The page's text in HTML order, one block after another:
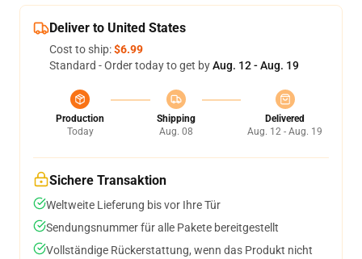
Deliver to United States
Cost to ship:$6.99
Standard - Order today to get byAug. 12 - Aug. 19
Production
Today
Shipping
Aug. 08
Delivered
Aug. 12 - Aug. 19
Sichere Transaktion
Weltweite Lieferung bis vor Ihre Tür
Sendungsnummer für alle Pakete bereitgestellt
Vollständige Rückerstattung, wenn das Produkt nicht